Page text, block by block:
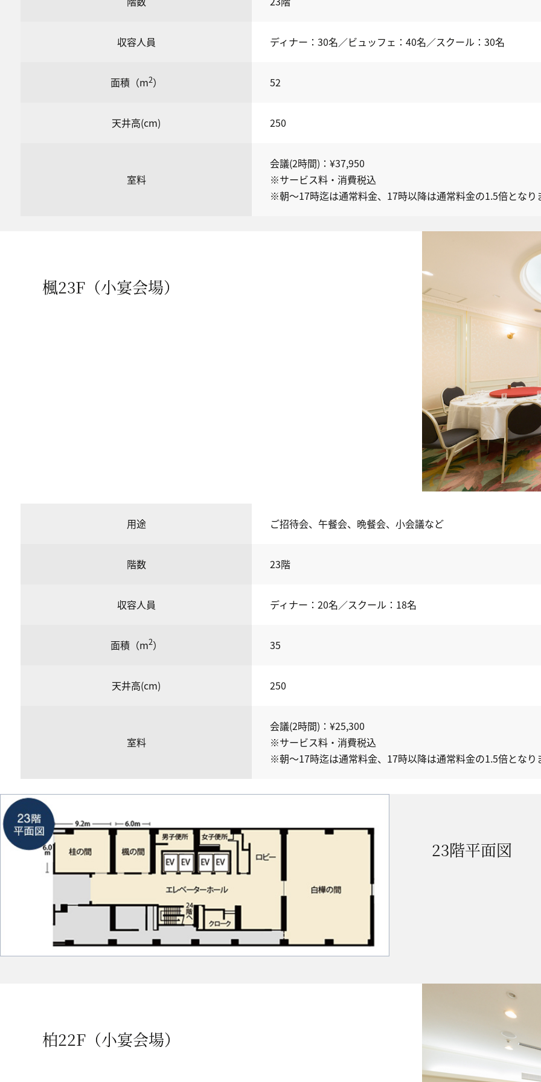
収容人員 ディナー：30名／ビュッフェ：40名／スクール：30名
面積（m2） 52
天井高(cm) 250
室料
会議(2時間)：¥37,950
※サービス料・消費税込
※朝～17時迄は通常料金、17時以降は通常料金の1.5倍となり
楓23F（小宴会場）
用途 ご招待会、午餐会、晩餐会、小会議など
階数 23階
収容人員 ディナー：20名／スクール：18名
面積（m2） 35
天井高(cm) 250
室料
会議(2時間)：¥25,300
※サービス料・消費税込
※朝～17時迄は通常料金、17時以降は通常料金の1.5倍となり
23階平面図
柏22F（小宴会場）